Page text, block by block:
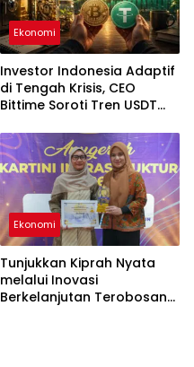
Ekonomi
Investor Indonesia Adaptif
di Tengah Krisis, CEO
Bittime Soroti Tren USDT
Ekonomi
Tunjukkan Kiprah Nyata
melalui Inovasi
Berkelanjutan Terobosan